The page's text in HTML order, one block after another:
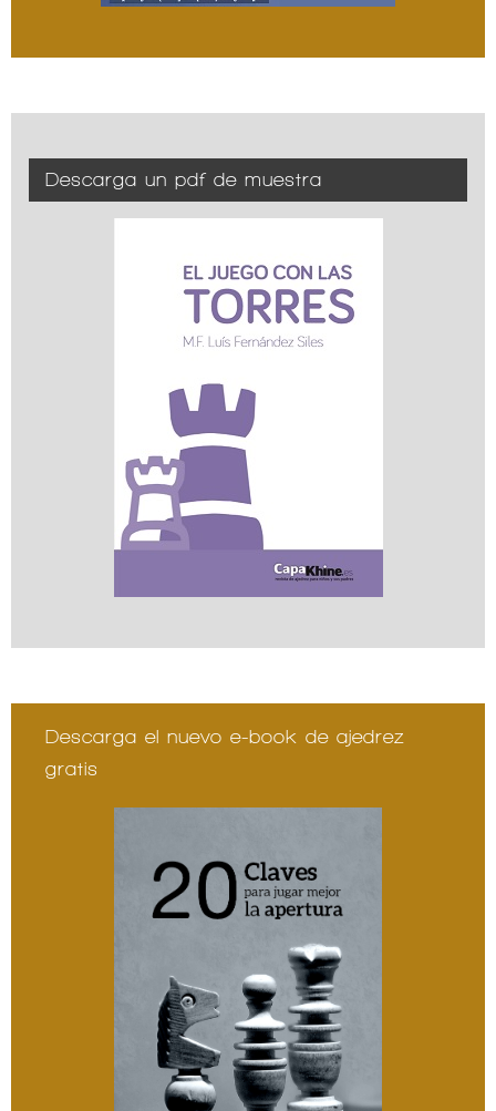
Descarga un pdf de muestra
Descarga el nuevo e-book de ajedrez
gratis